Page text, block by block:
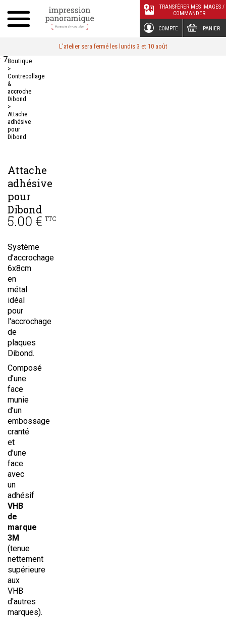
COMPTE PANIER
TRANSFÉRER MES IMAGES /
COMMANDER
L'atelier sera fermé les lundis 3 et 10 août
7Boutique
>
Contrecollage
&
accroche
Dibond
>
Attache
adhésive
pour
Dibond
Attache
adhésive
pour
Dibond
5.00 € TTC
Système
d’accrochage
6x8cm
en
métal
idéal
pour
l'accrochage
de
plaques
Dibond.
Composé
d’une
face
munie
d’un
embossage
cranté
et
d’une
face
avec
un
adhésif
VHB
de
marque
3M
(tenue
nettement
supérieure
aux
VHB
d'autres
marques).